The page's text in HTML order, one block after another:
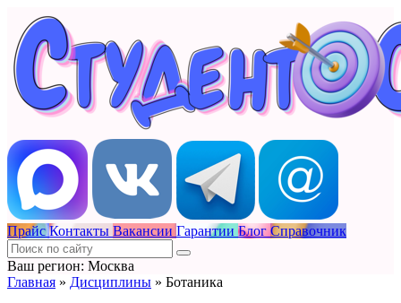
Прайс Контакты Вакансии Гарантии Блог Справочник
Ваш регион: Москва
Главная » Дисциплины » Ботаника